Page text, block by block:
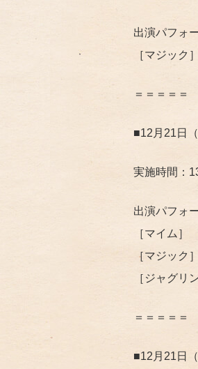
出演パフォ
［マジッ
＝＝＝＝＝
■12月21日
実施時間：
出演パフォ
［マイム
［マジッ
［ジャグリ
＝＝＝＝＝
■12月21日